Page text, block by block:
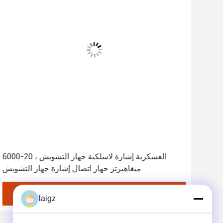
العسكرية إشارة لاسلكية جهاز التشويش ، 20-6000
ميغاهيرتز جهاز اتصال إشارة جهاز التشويش
احصل على أفضل سعرlaigz